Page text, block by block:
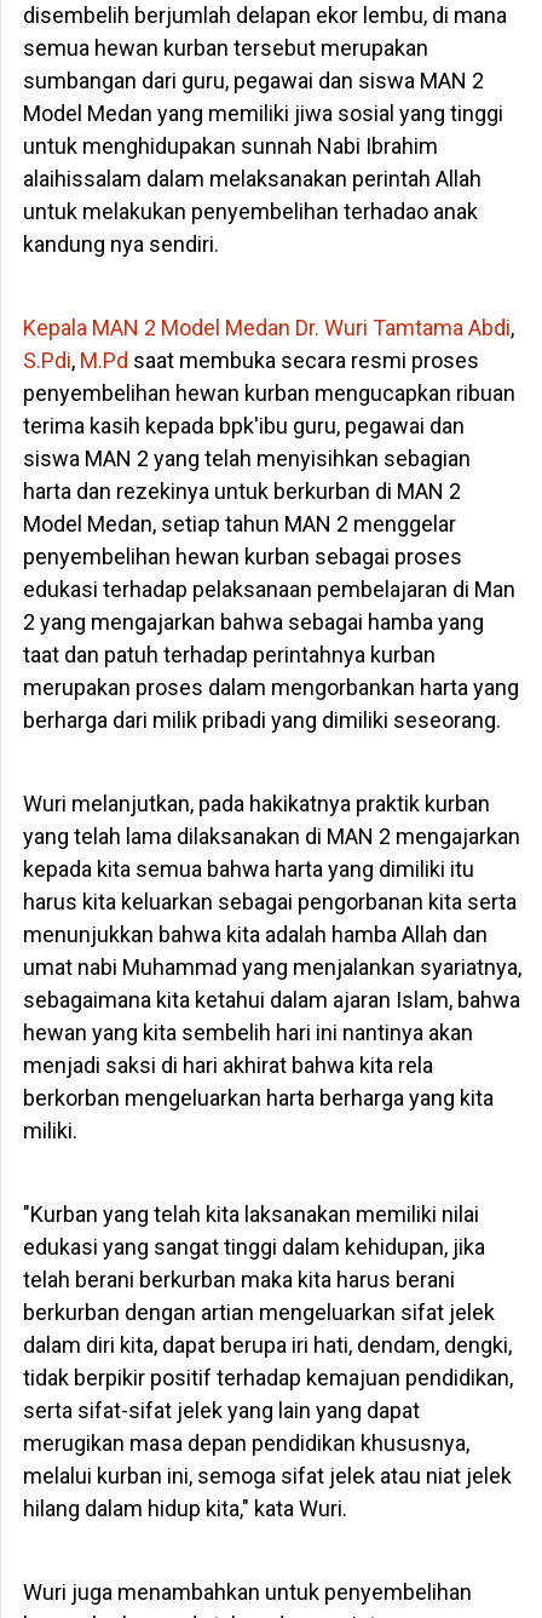
disembelih berjumlah delapan ekor lembu, di mana
semua hewan kurban tersebut merupakan
sumbangan dari guru, pegawai dan siswa MAN 2
Model Medan yang memiliki jiwa sosial yang tinggi
untuk menghidupakan sunnah Nabi Ibrahim
alaihissalam dalam melaksanakan perintah Allah
untuk melakukan penyembelihan terhadao anak
kandung nya sendiri.
Kepala MAN 2 Model Medan Dr. Wuri Tamtama Abdi,
S.Pdi,M.Pd saat membuka secara resmi proses
penyembelihan hewan kurban mengucapkan ribuan
terima kasih kepada bpk'ibu guru, pegawai dan
siswa MAN 2 yang telah menyisihkan sebagian
harta dan rezekinya untuk berkurban di MAN 2
Model Medan, setiap tahun MAN 2 menggelar
penyembelihan hewan kurban sebagai proses
edukasi terhadap pelaksanaan pembelajaran di Man
2 yang mengajarkan bahwa sebagai hamba yang
taat dan patuh terhadap perintahnya kurban
merupakan proses dalam mengorbankan harta yang
berharga dari milik pribadi yang dimiliki seseorang.
Wuri melanjutkan, pada hakikatnya praktik kurban
yang telah lama dilaksanakan di MAN 2 mengajarkan
kepada kita semua bahwa harta yang dimiliki itu
harus kita keluarkan sebagai pengorbanan kita serta
menunjukkan bahwa kita adalah hamba Allah dan
umat nabi Muhammad yang menjalankan syariatnya,
sebagaimana kita ketahui dalam ajaran Islam, bahwa
hewan yang kita sembelih hari ini nantinya akan
menjadi saksi di hari akhirat bahwa kita rela
berkorban mengeluarkan harta berharga yang kita
miliki.
"Kurban yang telah kita laksanakan memiliki nilai
edukasi yang sangat tinggi dalam kehidupan, jika
telah berani berkurban maka kita harus berani
berkurban dengan artian mengeluarkan sifat jelek
dalam diri kita, dapat berupa iri hati, dendam, dengki,
tidak berpikir positif terhadap kemajuan pendidikan,
serta sifat-sifat jelek yang lain yang dapat
merugikan masa depan pendidikan khususnya,
melalui kurban ini, semoga sifat jelek atau niat jelek
hilang dalam hidup kita," kata Wuri.
Wuri juga menambahkan untuk penyembelihan